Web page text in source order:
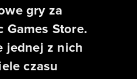
gry za
Games Store.
jednej z nich
czasu